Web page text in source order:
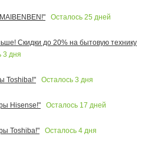
Осталось 25 дней
Скидки до 20% на бытовую технику
3 дня
Toshiba!"
Осталось 3 дня
Hisense!"
Осталось 17 дней
Toshiba!"
Осталось 4 дня